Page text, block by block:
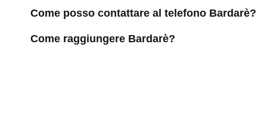
Come posso contattare al telefono Bardarè?
Come raggiungere Bardarè?